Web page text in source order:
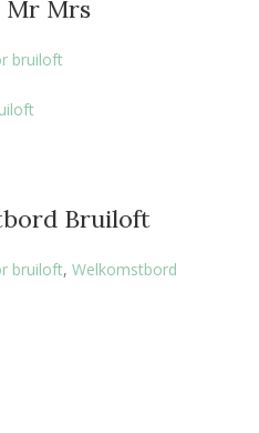
Mr Mrs
bruiloft
Bruiloft
bruiloft, Welkomstbord